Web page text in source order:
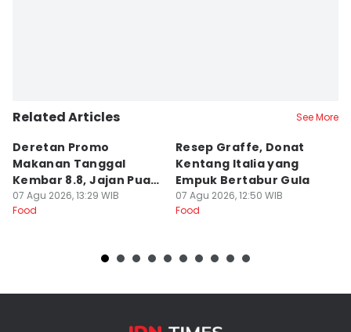
Related Articles See More
Deretan Promo
Makanan Tanggal
Kembar 8.8, Jajan Puas
dan Cuan!
07 Agu 2026, 13:29 WIB
Food
Resep Graffe, Donat
Kentang Italia yang
Empuk Bertabur Gula
07 Agu 2026, 12:50 WIB
Food